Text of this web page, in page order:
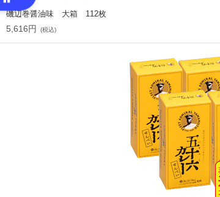
磯辺巻醤油味 大箱 112枚
5,616円 (税込)